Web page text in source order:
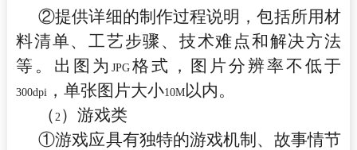
②提供详细的制作过程说明，包括所用材
料清单、工艺步骤、技术难点和解决方法
等。出图为JPG 格式，图片分辨率不低于
300dpi ，单张图片大小10M 以内。
（2 ）游戏类
①游戏应具有独特的游戏机制、故事情节